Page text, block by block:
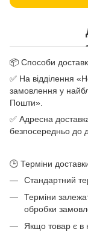
📦 Способи
✅ На відділення
замовлення у
Пошти».
✅ Адресна
безпосередньо до
🕒 Терміни
Стандартний
Терміни
обробки
Якщо товар є в